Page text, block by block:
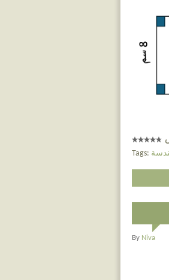
Tags:
By Niva